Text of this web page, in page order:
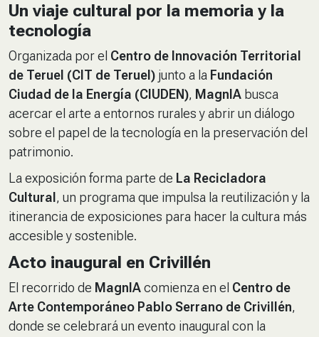
Un viaje cultural por la memoria y la
tecnología
Organizada por el Centro de Innovación Territorial
de Teruel (CIT de Teruel) junto a la Fundación
Ciudad de la Energía (CIUDEN), MagnIA busca
acercar el arte a entornos rurales y abrir un diálogo
sobre el papel de la tecnología en la preservación del
patrimonio.
La exposición forma parte de La Recicladora
Cultural , un programa que impulsa la reutilización y la
itinerancia de exposiciones para hacer la cultura más
accesible y sostenible.
Acto inaugural en Crivillén
El recorrido de MagnIAcomienza en el Centro de
Arte Contemporáneo Pablo Serrano de Crivillén,
donde se celebrará un evento inaugural con la